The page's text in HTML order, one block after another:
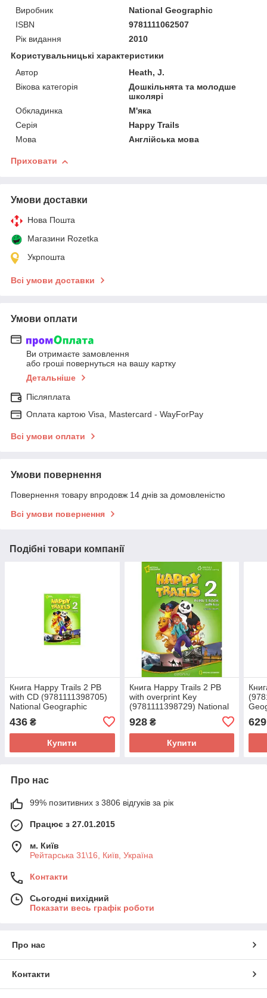
Виробник
National Geographic
ISBN
9781111062507
Рік видання
2010
Користувальницькі характеристики
Автор
Heath, J.
Вікова категорія
Дошкільнята та молодше
школярі
Обкладинка
М'яка
Серія
Happy Trails
Мова
Англійська мова
Приховати
Умови доставки
Нова Пошта
Магазини Rozetka
Укрпошта
Всі умови доставки
Умови оплати
Ви отримаєте замовлення
або гроші повернуться на вашу картку
Детальніше
Післяплата
Оплата картою Visa, Mastercard - WayForPay
Всі умови оплати
Умови повернення
Повернення товару впродовж 14 днів за домовленістю
Всі умови повернення
Подібні товари компанії
Книга Happy Trails 2 PB
with CD (9781111398705)
National Geographic
436 ₴
Купити
Книга Happy Trails 2 PB
with overprint Key
(9781111398729) National
928₴
Купити
629
Про нас
99% позитивних з 3806 відгуків за рік
Працює з 27.01.2015
м. Київ
Рейтарська 31\16, Київ, Україна
Контакти
Сьогодні вихідний
Показати весь графік роботи
Про нас
Контакти